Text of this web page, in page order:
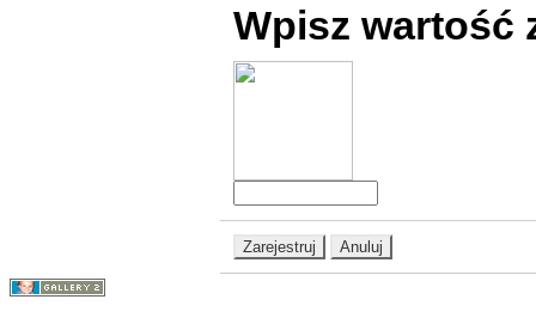
Wpisz wartość